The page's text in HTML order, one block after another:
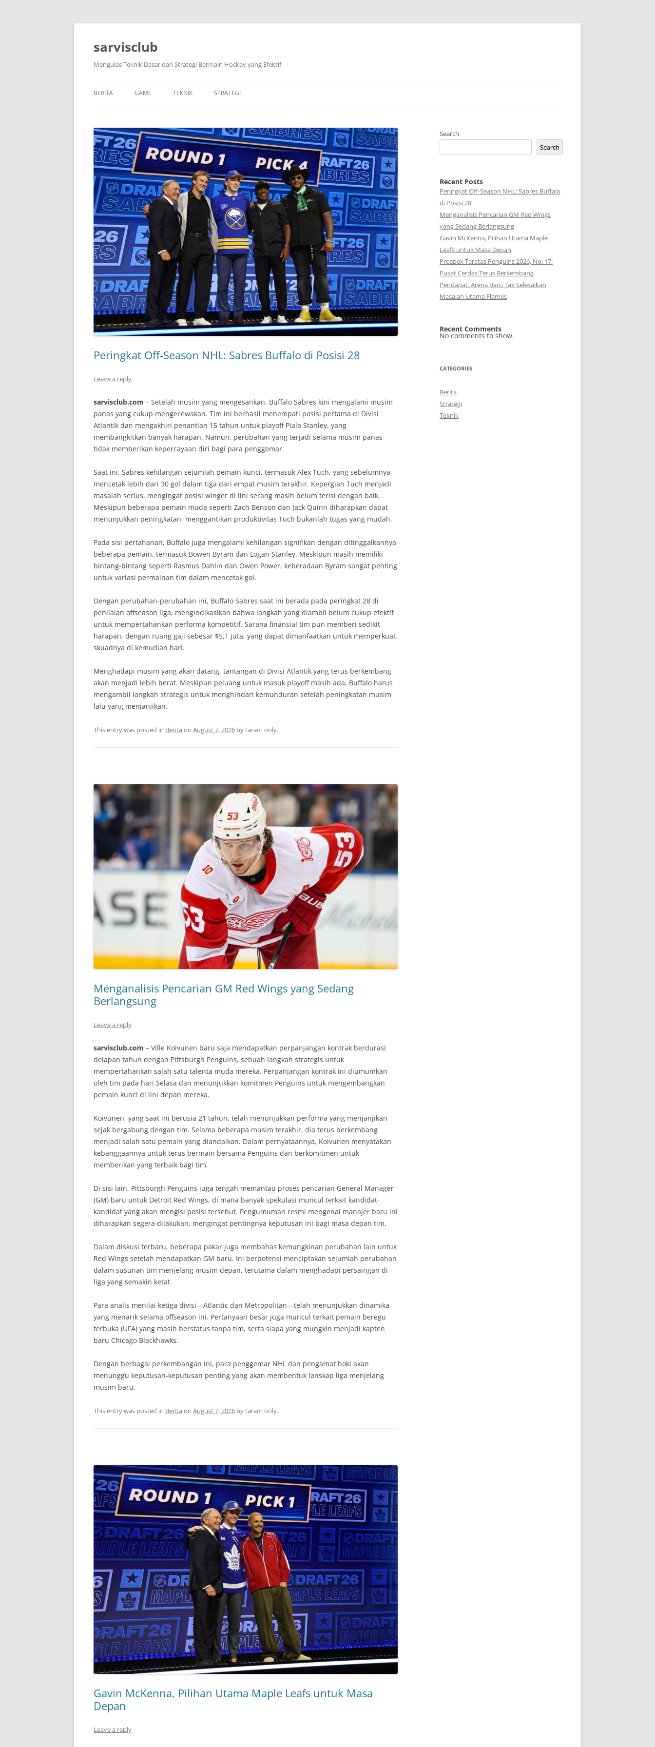
Skip
sarvisclub
Mengulas Teknik Dasar dan Strategi Bermain Hockey yang Efektif
BERITA GAME TEKNIK STRATEGI
Peringkat Off-Season NHL: Sabres Buffalo di Posisi 28
Leave a reply
sarvisclub.com – Setelah musim yang mengesankan, Buffalo Sabres kini mengalami musim
panas yang cukup mengecewakan. Tim ini berhasil menempati posisi pertama di Divisi
Atlantik dan mengakhiri penantian 15 tahun untuk playoff Piala Stanley, yang
membangkitkan banyak harapan. Namun, perubahan yang terjadi selama musim panas
tidak memberikan kepercayaan diri bagi para penggemar.
Saat ini, Sabres kehilangan sejumlah pemain kunci, termasuk Alex Tuch, yang sebelumnya
mencetak lebih dari 30 gol dalam tiga dari empat musim terakhir. Kepergian Tuch menjadi
masalah serius, mengingat posisi winger di lini serang masih belum terisi dengan baik.
Meskipun beberapa pemain muda seperti Zach Benson dan Jack Quinn diharapkan dapat
menunjukkan peningkatan, menggantikan produktivitas Tuch bukanlah tugas yang mudah.
Pada sisi pertahanan, Buffalo juga mengalami kehilangan signifikan dengan ditinggalkannya
beberapa pemain, termasuk Bowen Byram dan Logan Stanley. Meskipun masih memiliki
bintang-bintang seperti Rasmus Dahlin dan Owen Power, keberadaan Byram sangat penting
untuk variasi permainan tim dalam mencetak gol.
Dengan perubahan-perubahan ini, Buffalo Sabres saat ini berada pada peringkat 28 di
penilaian offseason liga, mengindikasikan bahwa langkah yang diambil belum cukup efektif
untuk mempertahankan performa kompetitif. Sarana finansial tim pun memberi sedikit
harapan, dengan ruang gaji sebesar $5,1 juta, yang dapat dimanfaatkan untuk memperkuat
skuadnya di kemudian hari.
Menghadapi musim yang akan datang, tantangan di Divisi Atlantik yang terus berkembang
akan menjadi lebih berat. Meskipun peluang untuk masuk playoff masih ada, Buffalo harus
mengambil langkah strategis untuk menghindari kemunduran setelah peningkatan musim
lalu yang menjanjikan.
This entry was posted in Berita on August 7, 2026 bytaram only.
Menganalisis Pencarian GM Red Wings yang Sedang
Berlangsung
Leave a reply
sarvisclub.com – Ville Koivunen baru saja mendapatkan perpanjangan kontrak berdurasi
delapan tahun dengan Pittsburgh Penguins, sebuah langkah strategis untuk
mempertahankan salah satu talenta muda mereka. Perpanjangan kontrak ini diumumkan
oleh tim pada hari Selasa dan menunjukkan komitmen Penguins untuk mengembangkan
pemain kunci di lini depan mereka.
Koivunen, yang saat ini berusia 21 tahun, telah menunjukkan performa yang menjanjikan
sejak bergabung dengan tim. Selama beberapa musim terakhir, dia terus berkembang
menjadi salah satu pemain yang diandalkan. Dalam pernyataannya, Koivunen menyatakan
kebanggaannya untuk terus bermain bersama Penguins dan berkomitmen untuk
memberikan yang terbaik bagi tim.
Di sisi lain, Pittsburgh Penguins juga tengah memantau proses pencarian General Manager
(GM) baru untuk Detroit Red Wings, di mana banyak spekulasi muncul terkait kandidat-
kandidat yang akan mengisi posisi tersebut. Pengumuman resmi mengenai manajer baru ini
diharapkan segera dilakukan, mengingat pentingnya keputusan ini bagi masa depan tim.
Dalam diskusi terbaru, beberapa pakar juga membahas kemungkinan perubahan lain untuk
Red Wings setelah mendapatkan GM baru. Ini berpotensi menciptakan sejumlah perubahan
dalam susunan tim menjelang musim depan, terutama dalam menghadapi persaingan di
liga yang semakin ketat.
Para analis menilai ketiga divisi—Atlantic dan Metropolitan—telah menunjukkan dinamika
yang menarik selama offseason ini. Pertanyaan besar juga muncul terkait pemain beregu
terbuka (UFA) yang masih berstatus tanpa tim, serta siapa yang mungkin menjadi kapten
baru Chicago Blackhawks.
Dengan berbagai perkembangan ini, para penggemar NHL dan pengamat hoki akan
menunggu keputusan-keputusan penting yang akan membentuk lanskap liga menjelang
musim baru.
This entry was posted in Berita on August 7, 2026 bytaram only.
Gavin McKenna, Pilihan Utama Maple Leafs untuk Masa
Depan
Leave a reply
Search
Search
Recent Posts
Peringkat Off-Season NHL: Sabres Buffalo
di Posisi 28
Menganalisis Pencarian GM Red Wings
yang Sedang Berlangsung
Gavin McKenna, Pilihan Utama Maple
Leafs untuk Masa Depan
Prospek Teratas Penguins 2026, No. 17:
Pusat Cerdas Terus Berkembang
Pendapat: Arena Baru Tak Selesaikan
Masalah Utama Flames
Recent Comments
No comments to show.
CATEGORIES
Berita
Strategi
Teknik